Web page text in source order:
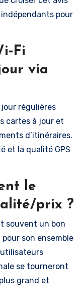
pour
via
jour régulières
cartes à jour et
d’itinéraires.
et la qualité GPS
le
prix ?
souvent un bon
pour son ensemble
se tourneront
grand et